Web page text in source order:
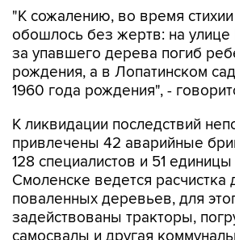
за упавшего дерева погиб
рождения, а в Лопатинском
1960 года рождения", -
К ликвидации последствий
128 специалистов и 51 единицы
Смоленске ведется расчистка
поваленных деревьев, для
задействованы тракторы,
самосвалы и другая
По данным МЧС, завтра